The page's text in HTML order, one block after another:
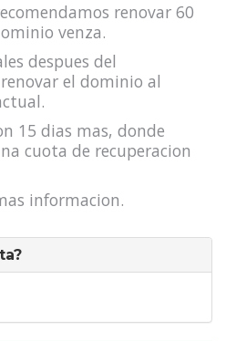
renovar 60
venza.
despues del
el dominio al
15 dias mas, donde
cuota de recuperacion
informacion.